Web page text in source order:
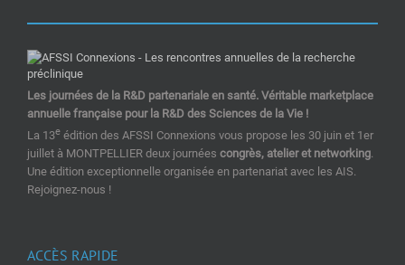
Les journées de la R&D partenariale en santé. Véritable marketplace
annuelle française pour la R&D des Sciences de la Vie !
La 13e édition des AFSSI Connexions vous propose les 30 juin et 1er
juillet à MONTPELLIER deux journées congrès, atelier et networking.
Une édition exceptionnelle organisée en partenariat avec les AIS.
Rejoignez-nous !
ACCÈS RAPIDE